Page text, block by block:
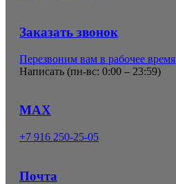
Заказать звонок
Перезвоним вам в рабочее время
Написать (пн-вс: 0:00 – 23:59)
MAX
+7 916 250-25-05
Почта